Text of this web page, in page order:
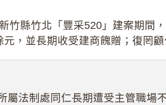
竹縣竹北「豐采520」建案期間
，並長期收受建商餽贈；復罔顧
屬法制處同仁長期遭受主管職場